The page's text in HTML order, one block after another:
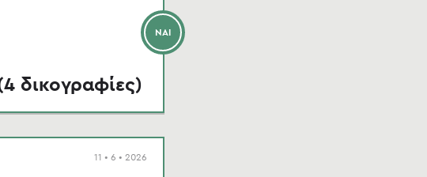
ΝΑΙ
δικογραφίες)
11 • 6 • 2026